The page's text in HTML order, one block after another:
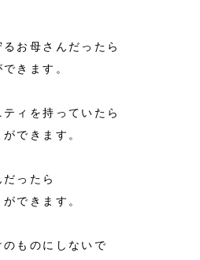
お母さんだったら
きます。
ィを持っていたら
できます。
ったら
できます。
ものにしないで